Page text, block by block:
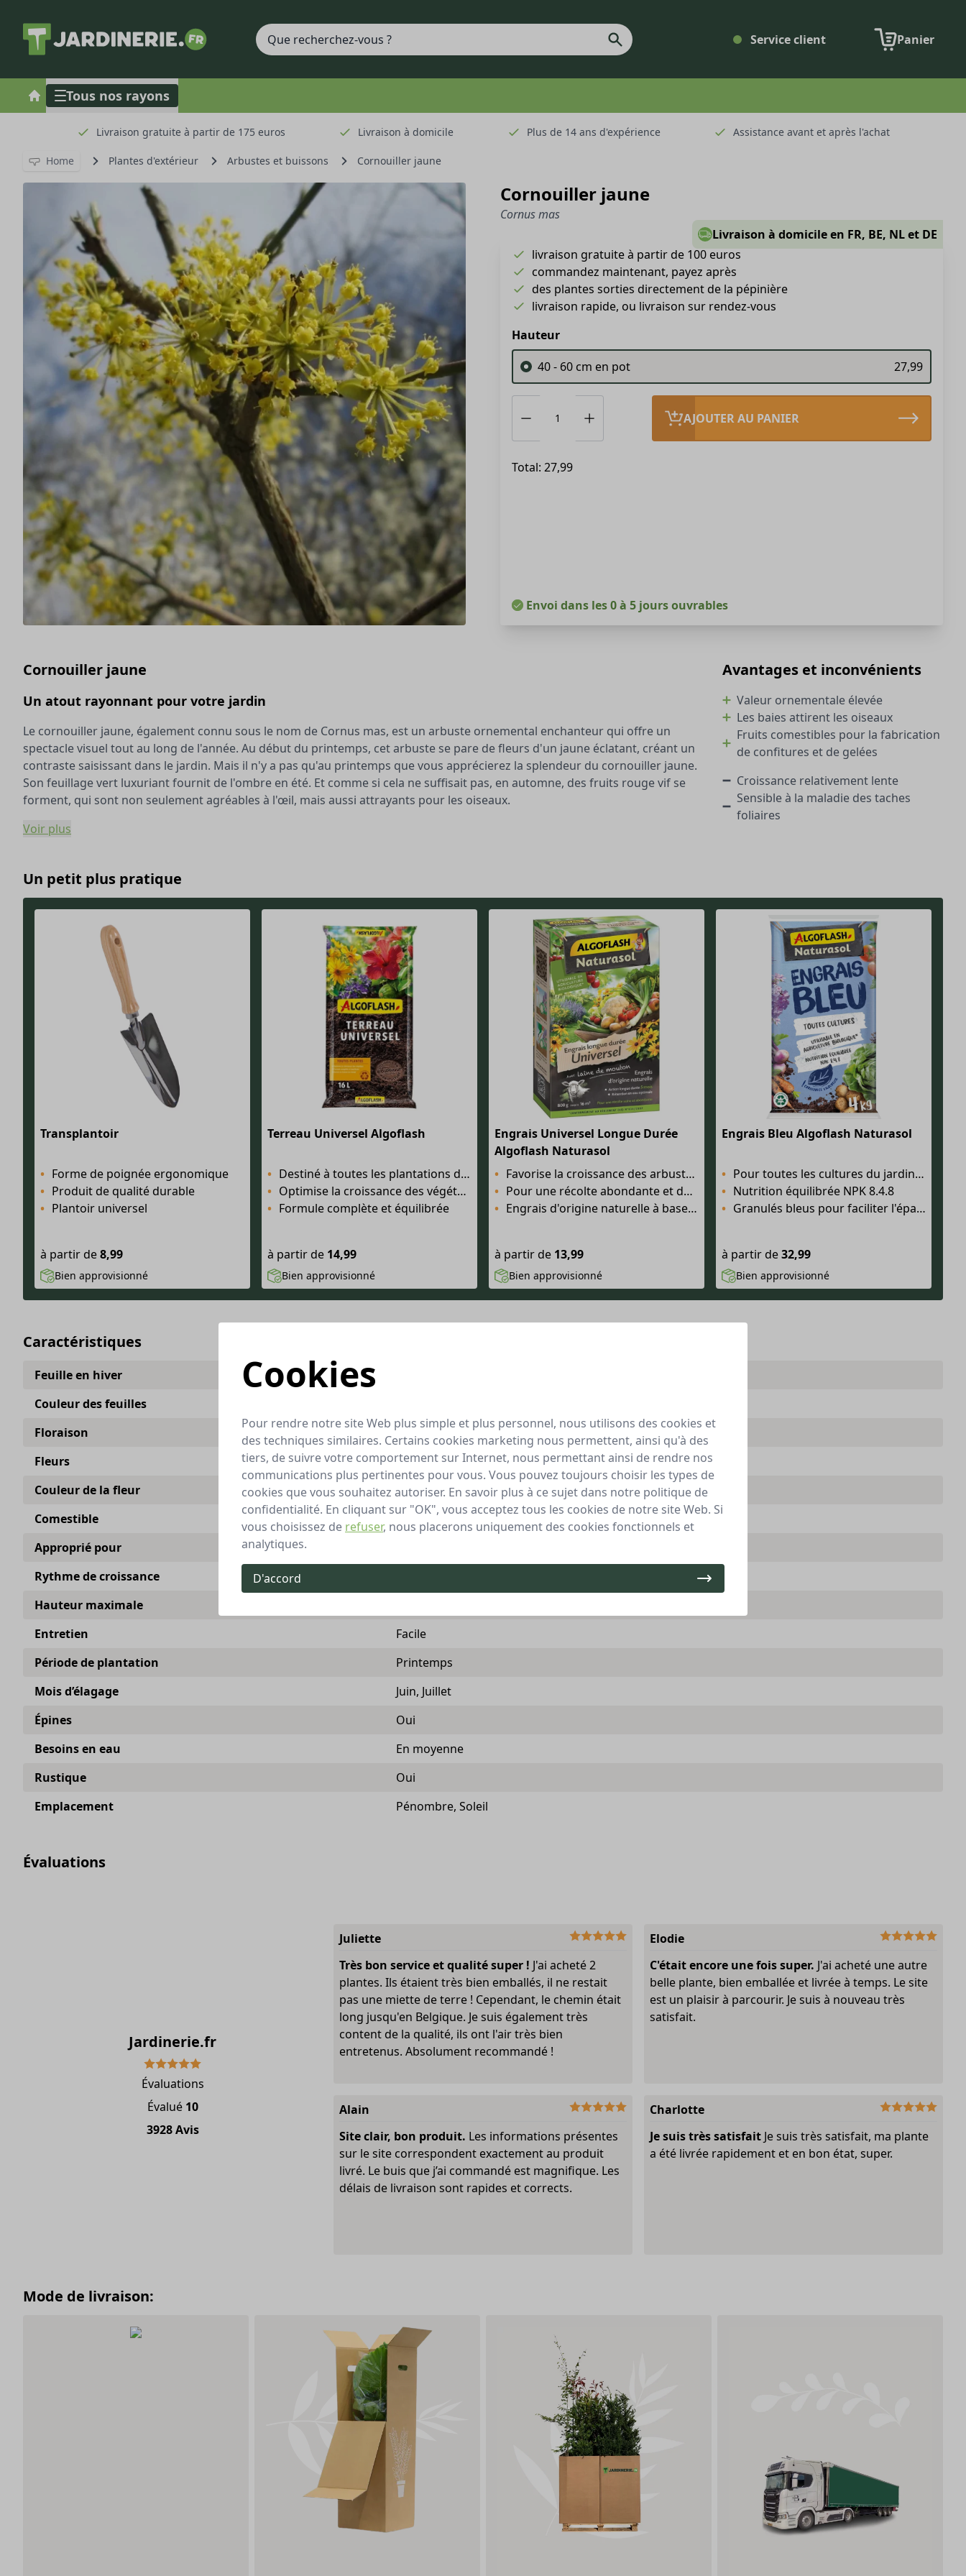
Cookies
Pour rendre notre site Web plus simple et plus personnel, nous utilisons des cookies et
des techniques similaires. Certains cookies marketing nous permettent, ainsi qu'à des
tiers, de suivre votre comportement sur Internet, nous permettant ainsi de rendre nos
communications plus pertinentes pour vous. Vous pouvez toujours choisir les types de
cookies que vous souhaitez autoriser. En savoir plus à ce sujet dans notre politique de
confidentialité. En cliquant sur "OK", vous acceptez tous les cookies de notre site Web. Si
vous choisissez de refuser, nous placerons uniquement des cookies fonctionnels et
analytiques.
D'accord
Service client Panier
Tous nos rayons
Livraison gratuite à partir de 175 euros Livraison à domicile Plus de 14 ans d'expérience Assistance avant et après l'achat
Home Plantes d'extérieur Arbustes et buissons Cornouiller jaune
Cornouiller jaune
Cornus mas
livraison gratuite à partir de 100 euros
commandez maintenant, payez après
des plantes sorties directement de la pépinière
livraison rapide, ou livraison sur rendez-vous
Livraison à domicile en FR, BE, NL et DE
Hauteur
40 - 60 cm en pot
27,99
AJOUTER AU PANIER
Total: 27,99
Envoi dans les 0 à 5 jours ouvrables
Cornouiller jaune
Un atout rayonnant pour votre jardin
Le cornouiller jaune, également connu sous le nom de Cornus mas, est un arbuste ornemental enchanteur qui offre un
spectacle visuel tout au long de l'année. Au début du printemps, cet arbuste se pare de fleurs d'un jaune éclatant, créant un
contraste saisissant dans le jardin. Mais il n'y a pas qu'au printemps que vous apprécierez la splendeur du cornouiller jaune.
Son feuillage vert luxuriant fournit de l'ombre en été. Et comme si cela ne suffisait pas, en automne, des fruits rouge vif se
forment, qui sont non seulement agréables à l'œil, mais aussi attrayants pour les oiseaux.
Voir plus
Avantages et inconvénients
Valeur ornementale élevée
Les baies attirent les oiseaux
Fruits comestibles pour la fabrication
de confitures et de gelées
Croissance relativement lente
Sensible à la maladie des taches
foliaires
Un petit plus pratique
Transplantoir
Forme de poignée ergonomique
Produit de qualité durable
Plantoir universel
à partir de8,99
Bien approvisionné
Terreau Universel Algoflash
Destiné à toutes les plantations du jardin, du balcon et de la maison
Optimise la croissance des végétaux
Formule complète et équilibrée
à partir de 14,99
Bien approvisionné
Engrais Universel Longue Durée
Algoflash Naturasol
Favorise la croissance des arbustes à fleurs, des légumes du potager et des arbres fruitiers
Pour une récolte abondante et de qualité
Engrais d'origine naturelle à base de laine de mouton
à partir de 13,99
Bien approvisionné
Engrais Bleu Algoflash Naturasol
Pour toutes les cultures du jardin et du potager
Nutrition équilibrée NPK 8.4.8
Granulés bleus pour faciliter l'épandage et éviter le surdosage
à partir de32,99
Bien approvisionné
Caractéristiques
Feuille en hiver
Couleur des feuilles
Floraison
Floraison au printemps
Fleurs
Oui
Couleur de la fleur
Jaune
Comestible
Oui
Approprié pour
Rythme de croissance
Hauteur maximale
Entretien
Facile
Période de plantation
Printemps
Mois d’élagage
Juin, Juillet
Épines
Oui
Besoins en eau
En moyenne
Rustique
Oui
Emplacement
Pénombre, Soleil
Évaluations
Jardinerie.fr
Évaluations
Évalué 10
3928 Avis
Juliette
Très bon service et qualité super ! J'ai acheté 2
plantes. Ils étaient très bien emballés, il ne restait
pas une miette de terre ! Cependant, le chemin était
long jusqu'en Belgique. Je suis également très
content de la qualité, ils ont l'air très bien
entretenus. Absolument recommandé !
Alain
Site clair, bon produit. Les informations présentes
sur le site correspondent exactement au produit
livré. Le buis que j’ai commandé est magnifique. Les
délais de livraison sont rapides et corrects.
Elodie
C'était encore une fois super. J'ai acheté une autre
belle plante, bien emballée et livrée à temps. Le site
est un plaisir à parcourir. Je suis à nouveau très
satisfait.
Charlotte
Je suis très satisfait Je suis très satisfait, ma plante
a été livrée rapidement et en bon état, super.
Mode de livraison: